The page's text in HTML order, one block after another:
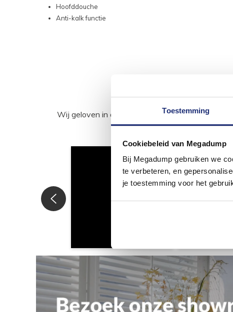
Toestemming
Cookiebeleid van Megadump
Bij Megadump gebruiken we
te verbeteren, en
je toestemming voor het
Hoofddouche
Anti-kalk functie
Wij geloven in de kracht van delen. Deel jouw